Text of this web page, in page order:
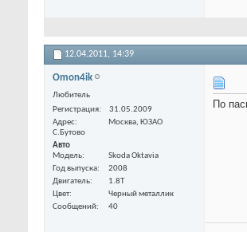
12.04.2011, 14:39
Omon4ik
Любитель
Регистрация
31.05.2009
Адрес
Москва, ЮЗАО
С.Бутово
Авто
Модель
Skoda Oktavia
Год выпуска
2008
Двигатель
1.8T
Цвет
Черный металлик
Сообщений
40
По